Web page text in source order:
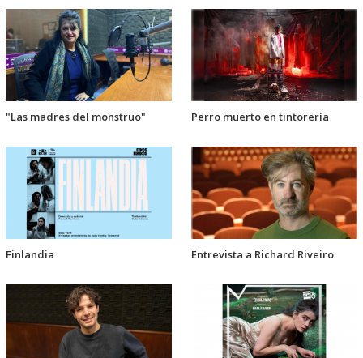
"Las madres del monstruo" Perro muerto en tintorería
Finlandia Entrevista a Richard Riveiro